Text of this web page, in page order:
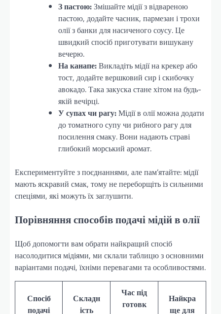
З пастою:Змішайте мідії з відвареною
пастою, додайте часник, пармезан і трохи
олії з банки для насиченого соусу. Це
швидкий спосіб приготувати вишукану
вечерю.
На канапе:Викладіть мідії на крекер або
тост, додайте вершковий сир і скибочку
авокадо. Така закуска стане хітом на будь-
якій вечірці.
У супах чи рагу:Мідії в олії можна додати
до томатного супу чи рибного рагу для
посилення смаку. Вони надають страві
глибокий морський аромат.
Експериментуйте з поєднаннями, але пам’ятайте: мідії
мають яскравий смак, тому не переборщіть із сильними
спеціями, які можуть їх заглушити.
Порівняння способів подачі мідій в олії
Щоб допомогти вам обрати найкращий спосіб
насолодитися мідіями, ми склали таблицю з основними
варіантами подачі, їхніми перевагами та особливостями.
Спосіб
подачі
Складн
ість
Час під
готовк
Найкра
ще для